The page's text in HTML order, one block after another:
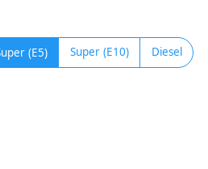
(E5) Super (E10) Diesel